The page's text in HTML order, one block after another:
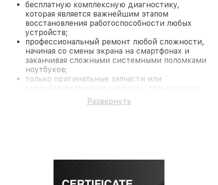
бесплатную комплексную диагностику,
которая является важнейшим этапом
восстановления работоспособности любых
устройств;
профессиональный ремонт любой сложности,
начиная со смены экрана на смартфонах и
заканчивая сложными системными поломками
ноутбуков;
только оригинальные запчасти или
согласования с клиентом.
На все работы и замененные комплектующие
Развернуть